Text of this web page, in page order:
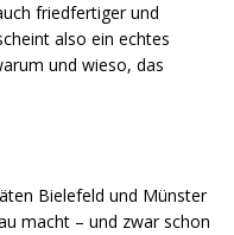
friedfertiger und
also ein echtes
und wieso, das
Bielefeld und Münster
macht – und zwar schon